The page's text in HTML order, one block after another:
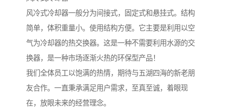
风冷式冷却器一般分为间接式，固定式和悬挂式。结构
简单，体积重量小。使用结构方便。它主要是利用以空
气为冷却器的热交换器。这是一种不需要利用水源的交
换器，是一种市场逐渐火热的环保型产品！
我们全体员工以饱满的热情，期待与五湖四海的新老朋
友合作。一直秉承满足用户需求，至真至诚，着眼现
在，放眼未来的经营理念。